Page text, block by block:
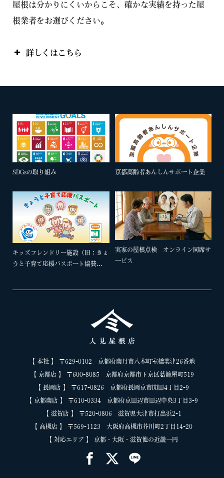
屋根は分かりにくいからこそ、確かな実績を持った屋
根業者をお選びください。
詳しくはこちら
ＪＡ全農（全国農業協同組合連合会）・(一財)
京都府警察職員福利厚生会・(一財)京都府職員
互助会・・(一財)滋賀県教職員互助会・(一財)
職員互助会・滋賀県職員生活協同組合・(公財)
京都中小企業振興センター・滋賀県勤労者互助
会連合会・(公財)兵庫県勤労福祉協会・(株)リ
SDGsの取り組み 京都高齢者あんしんサポート企業
キッズフレンドリー施設（旧：きょ
うと子育て応援パスポート協賛...
実家の屋根点検 オンライン同席サ
ービス
【 本社 】 〒629-0102 京都府南丹市八木町室橋美津26番地
【 京都店 】 〒600-8085 京都府京都市下京区葛籠屋町519
【 長岡店 】 〒617-0826 京都府長岡京市開田4丁目2-9
【 京都南店 】 〒610-0334 京都府京田辺市田辺中央3丁目3-9
【 滋賀店 】 〒520-0806 滋賀県大津市打出浜2-1
【 高槻店 】 〒569-1123 大阪府高槻市芥川町2丁目14-20
【 対応エリア 】 京都・大阪・滋賀他の近畿一円